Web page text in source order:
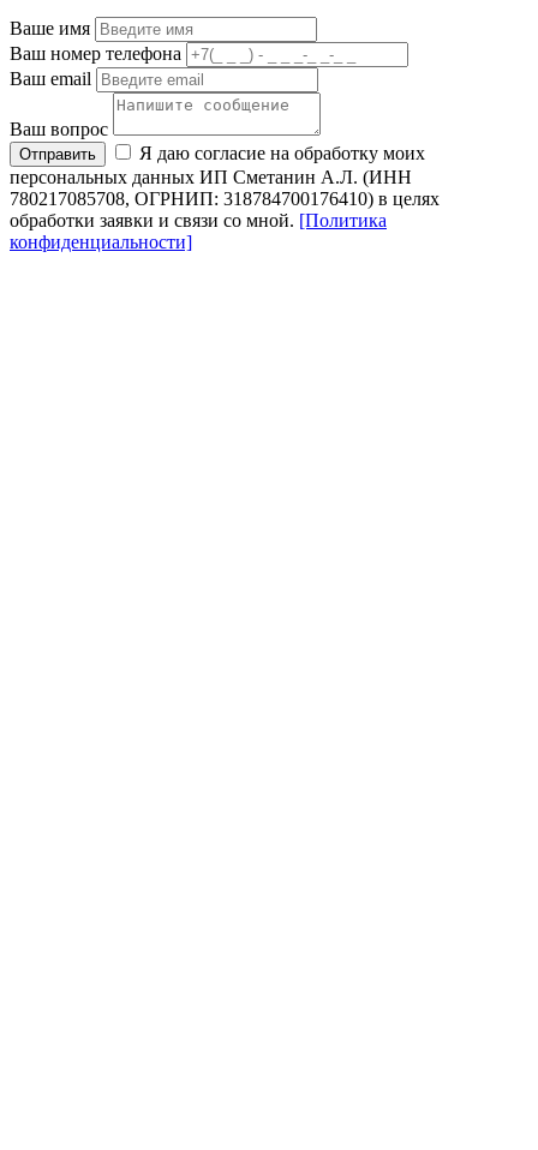
Ваше имя
Ваш номер телефона
Ваш email
Ваш вопрос
Отправить
Я даю согласие на обработку моих
персональных данных ИП Сметанин А.Л. (ИНН
780217085708, ОГРНИП: 318784700176410) в целях
обработки заявки и связи со мной. [Политика
конфиденциальности]